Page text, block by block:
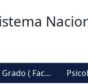
Trabajos de Grado ( Facultad de Sociedad, Cultura y Creatividad)